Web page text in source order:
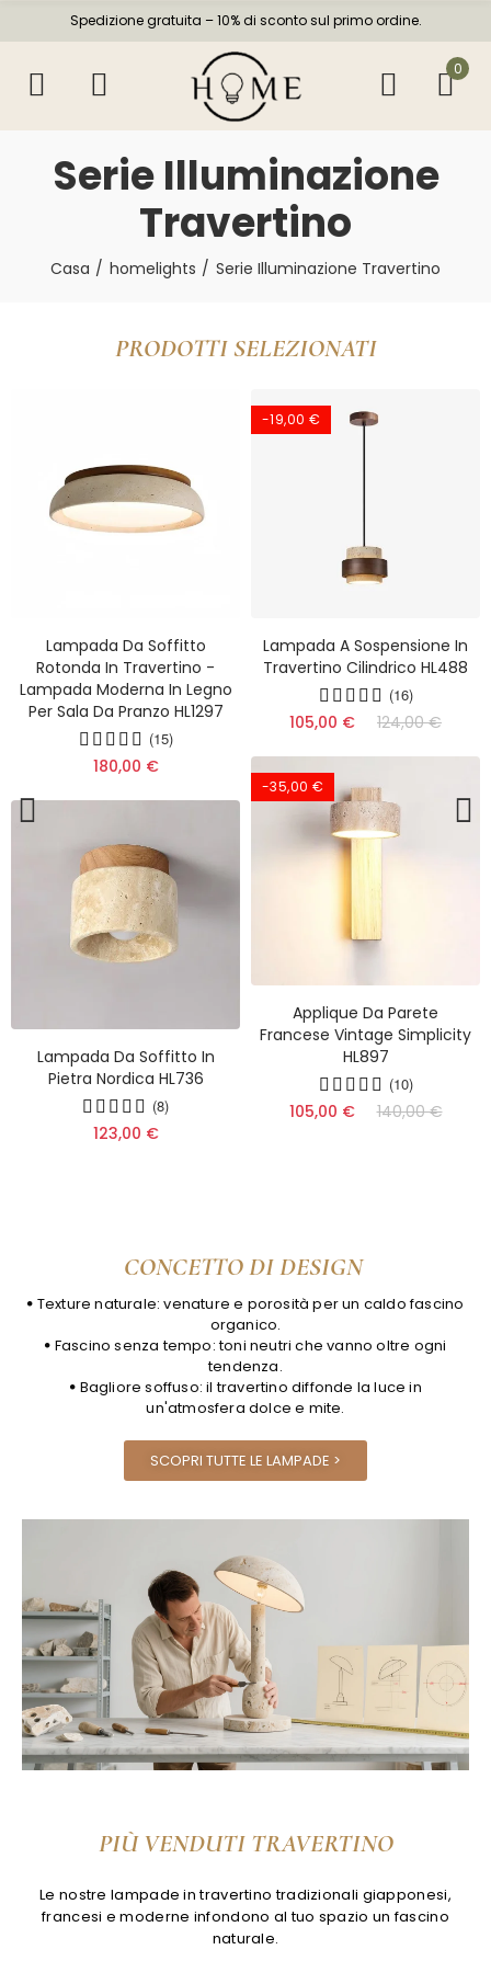
Spedizione gratuita – 10% di sconto sul primo ordine.
0
Serie Illuminazione
Travertino
Casa homelights Serie Illuminazione Travertino
PRODOTTI SELEZIONATI
Lampada Da Soffitto
Rotonda In Travertino -
Lampada Moderna In Legno
Per Sala Da Pranzo HL1297
(15)
180,00 €
Lampada Da Soffitto In
Pietra Nordica HL736
(8)
123,00 €
-19,00 €
Lampada A Sospensione In
Travertino Cilindrico HL488
(16)
105,00 € 124,00 €
-35,00 €
Applique Da Parete
Francese Vintage Simplicity
HL897
(10)
105,00 € 140,00 €
CONCETTO DI DESIGN
ꔷ Texture naturale: venature e porosità per un caldo fascino
organico.
ꔷ Fascino senza tempo: toni neutri che vanno oltre ogni
tendenza.
ꔷ Bagliore soffuso: il travertino diffonde la luce in
un'atmosfera dolce e mite.
SCOPRI TUTTE LE LAMPADE >
PIÙ VENDUTI TRAVERTINO
Le nostre lampade in travertino tradizionali giapponesi,
francesi e moderne infondono al tuo spazio un fascino
naturale.